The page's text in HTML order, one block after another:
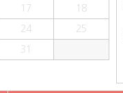
17 18
24 25
31